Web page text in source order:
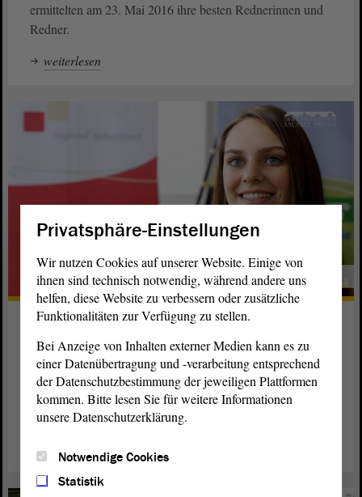
ermittelten am 23. Mai 2016 ihre besten Rednerinnen und
Redner.
weiterlesen
„Jugend debattiert“ auf dem
YouTube-Kanal
Der dreiminütige Film wirft einen Blick auf das
Landesfinale 2015 und lässt vor allem die Akteure zu Wort
kommen.
weiterlesen
Privatsphäre-Einstellungen
Wir nutzen Cookies auf unserer Website. Einige von
ihnen sind technisch notwendig, während andere uns
helfen, diese Website zu verbessern oder zusätzliche
Funktionalitäten zur Verfügung zu stellen.
Bei Anzeige von Inhalten externer Medien kann es zu
einer Datenübertragung und -verarbeitung entsprechend
der Datenschutzbestimmung der jeweiligen Plattformen
kommen. Bitte lesen Sie für weitere Informationen
unsere Datenschutzerklärung.
Notwendige Cookies
Statistik